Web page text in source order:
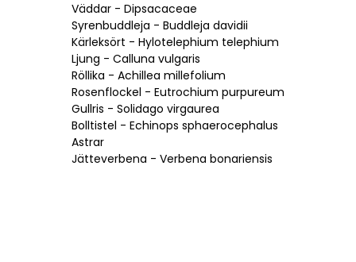
Väddar - Dipsacaceae
Syrenbuddleja - Buddleja davidii
Kärleksört - Hylotelephium telephium
Ljung - Calluna vulgaris
Röllika - Achillea millefolium
Rosenflockel - Eutrochium purpureum
Gullris - Solidago virgaurea
Bolltistel - Echinops sphaerocephalus
Astrar
Jätteverbena - Verbena bonariensis